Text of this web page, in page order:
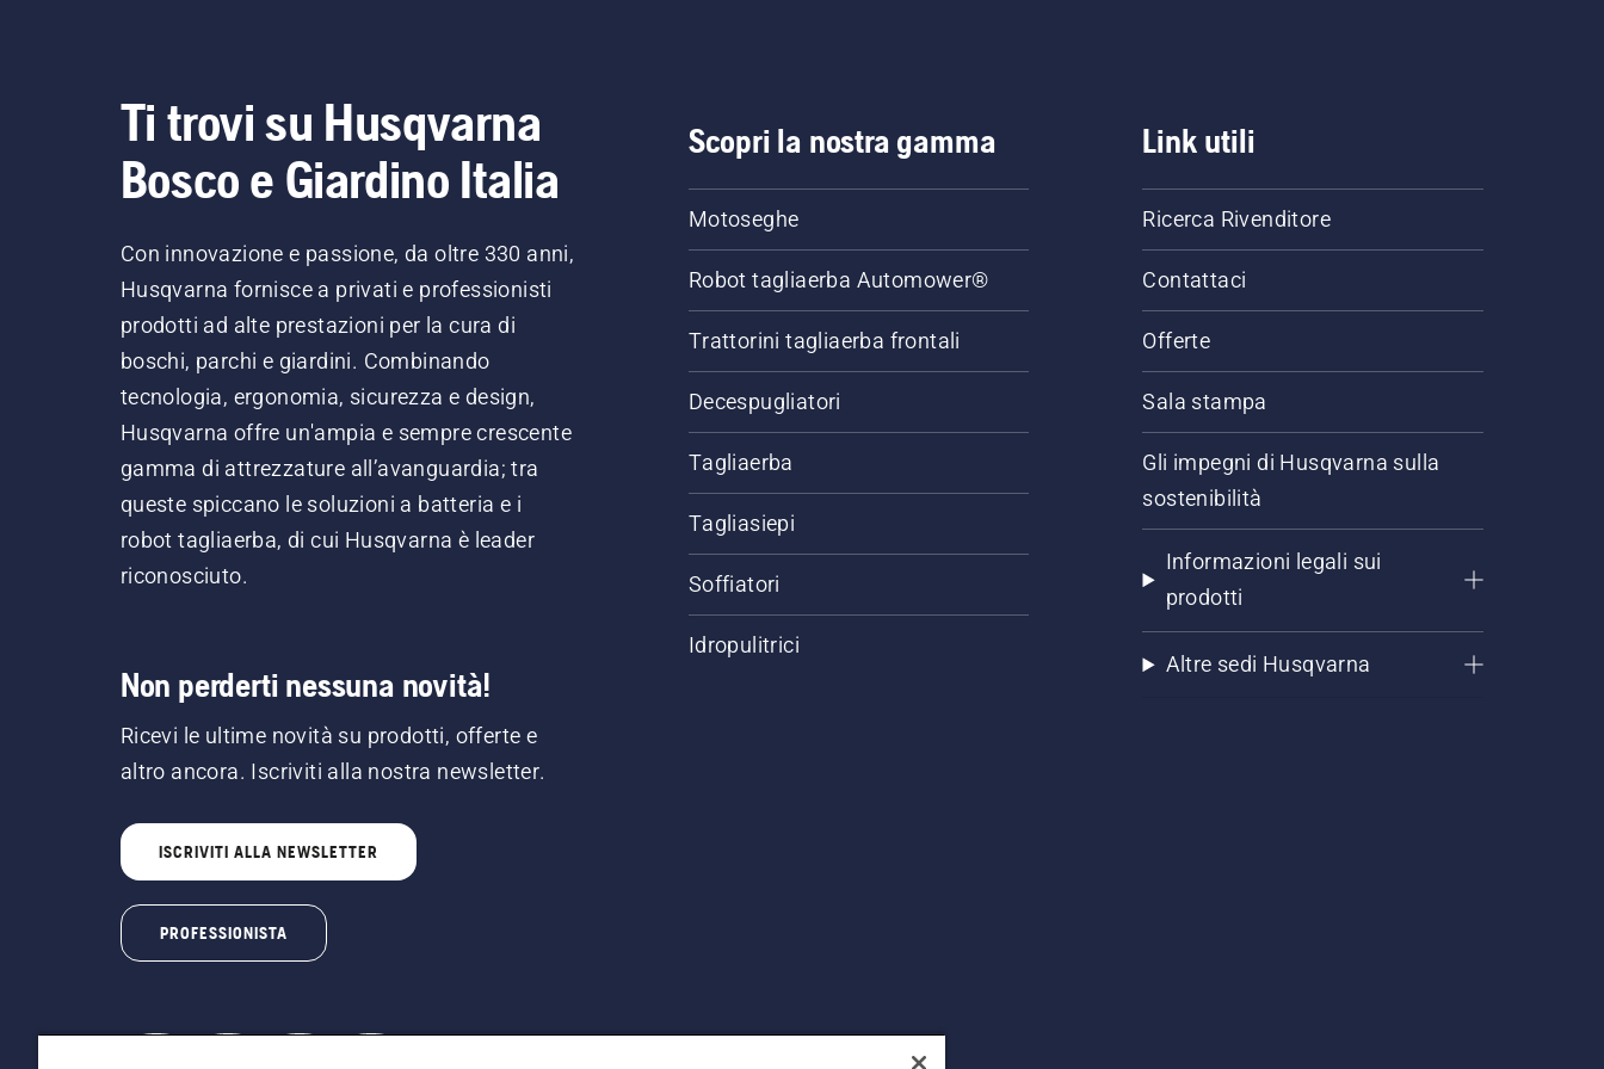
Ti trovi su Husqvarna
Bosco e Giardino Italia
Con innovazione e passione, da oltre 330 anni,
Husqvarna fornisce a privati e professionisti
prodotti ad alte prestazioni per la cura di
boschi, parchi e giardini. Combinando
tecnologia, ergonomia, sicurezza e design,
Husqvarna offre un'ampia e sempre crescente
gamma di attrezzature all’avanguardia; tra
queste spiccano le soluzioni a batteria e i
robot tagliaerba, di cui Husqvarna è leader
riconosciuto.
Non perderti nessuna novità!
Ricevi le ultime novità su prodotti, offerte e
altro ancora. Iscriviti alla nostra newsletter.
ISCRIVITI ALLA NEWSLETTER
PROFESSIONISTA
Scopri la nostra gamma
Motoseghe
Robot tagliaerba Automower®
Trattorini tagliaerba frontali
Decespugliatori
Tagliaerba
Tagliasiepi
Soffiatori
Idropulitrici
Link utili
Ricerca Rivenditore
Contattaci
Offerte
Sala stampa
Gli impegni di Husqvarna sulla
sostenibilità
Informazioni legali sui
prodotti
Altre sedi Husqvarna